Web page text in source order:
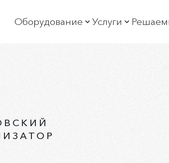
Оборудование
Потоковые РФА спектрометры
Кристаллы-анализаторы
Услуги